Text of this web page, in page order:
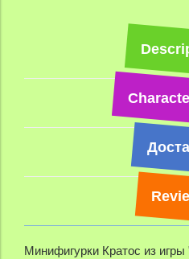
Минифигурки Кратос из